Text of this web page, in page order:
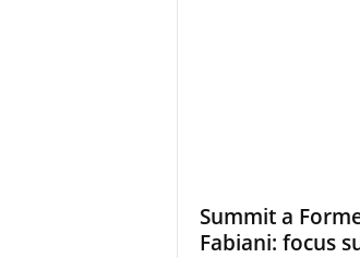
Summit a
Fabiani: focus